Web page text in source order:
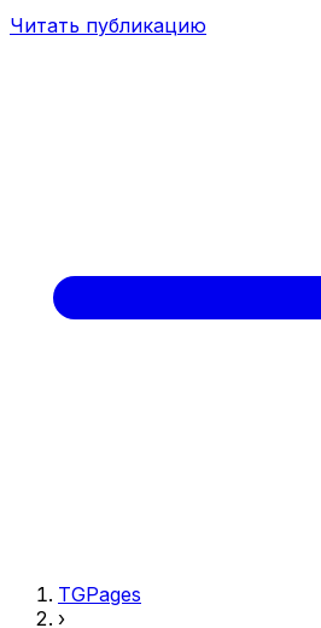
Читать публикацию
TGPages
›